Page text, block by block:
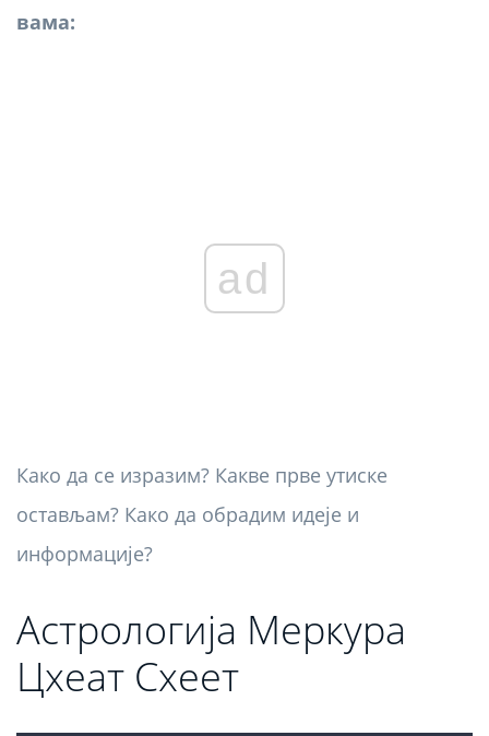
вама:
ad
Како да се изразим? Какве прве утиске
остављам? Како да обрадим идеје и
информације?
Астрологија Меркура
Цхеат Схеет